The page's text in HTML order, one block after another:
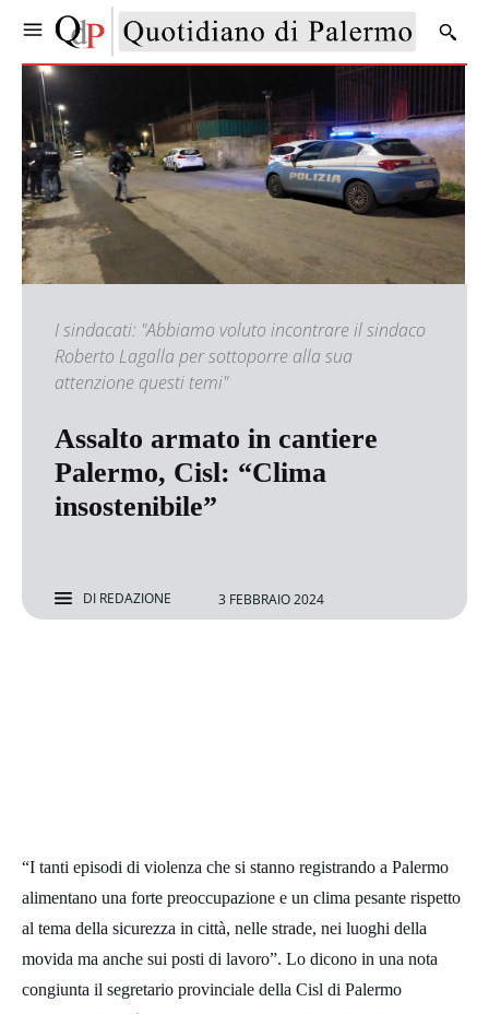
I sindacati: "Abbiamo voluto incontrare il sindaco
Roberto Lagalla per sottoporre alla sua
attenzione questi temi"
Assalto armato in cantiere
Palermo, Cisl: “Clima
insostenibile”
DI REDAZIONE 3 FEBBRAIO 2024
“I tanti episodi di violenza che si stanno registrando a Palermo
alimentano una forte preoccupazione e un clima pesante rispetto
al tema della sicurezza in città, nelle strade, nei luoghi della
movida ma anche sui posti di lavoro”. Lo dicono in una nota
congiunta il segretario provinciale della Cisl di Palermo